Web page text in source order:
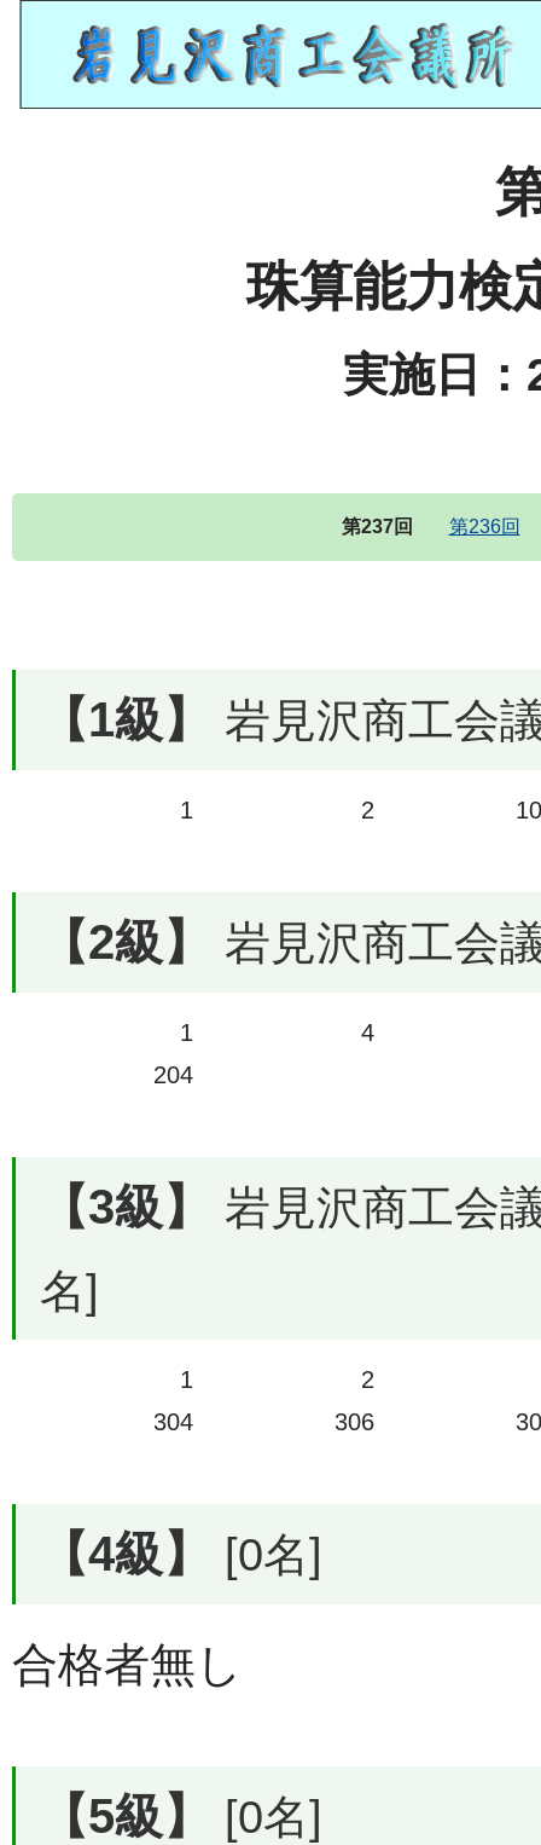
珠算能力検
実施日：
第237回 第236回
【1級】 岩見沢商工会
1 2
【2級】 岩見沢商工会
1
4
204
【3級】 岩見沢商工会
名]
1
2
304
306
【4級】 [0名]
合格者無し
【5級】 [0名]